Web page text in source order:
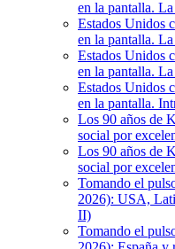
en la pantalla.
Estados Unidos
en la pantalla.
Estados Unidos
en la pantalla.
Estados Unidos
en la pantalla.
Los 90 años de
social por
Los 90 años de
social por
Tomando el
2026): USA,
II)
Tomando el